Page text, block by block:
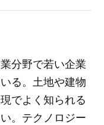
分野で若い企業
る。 土地や建物
でよく知られる
。テクノロジー